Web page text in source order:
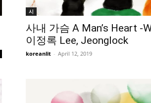
시
사내 가슴 A Man’s Heart -
이정록 Lee, Jeonglock
koreanlit - April 12, 2019